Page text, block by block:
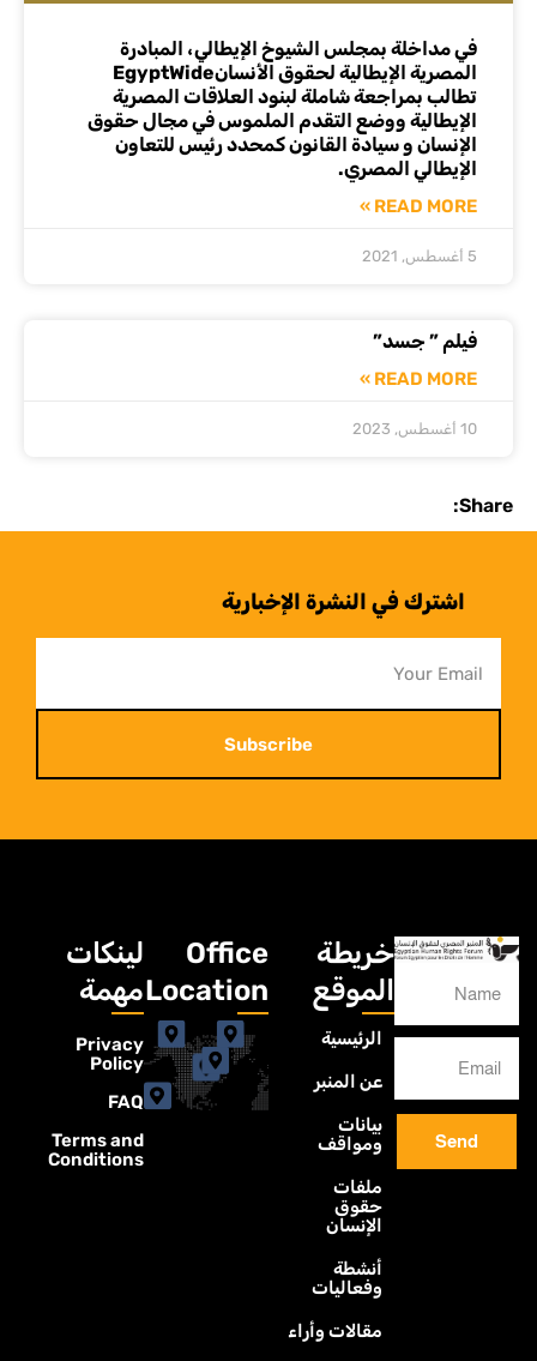
في مداخلة بمجلس الشيوخ الإيطالي، المبادرة
المصرية الإيطالية لحقوق الأنسانEgyptWide
تطالب بمراجعة شاملة لبنود العلاقات المصرية
الإيطالية ووضع التقدم الملموس في مجال حقوق
الإنسان و سیادة القانون كمحدد رئيس للتعاون
الإيطالي المصري.
READ MORE »
5 أغسطس, 2021
فيلم ” جسد”
READ MORE »
10 أغسطس, 2023
Share:
اشترك في النشرة الإخبارية
Subscribe
Send
خريطة
الموقع
الرئيسية
عن المنبر
بيانات
ومواقف
ملفات
حقوق
الإنسان
أنشطة
وفعاليات
مقالات وأراء
Office
Location
لينكات
مهمة
Privacy
Policy
FAQ
Terms and
Conditions